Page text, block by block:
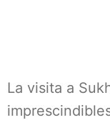
La visita a